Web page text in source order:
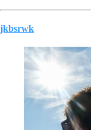
jkbsrwk